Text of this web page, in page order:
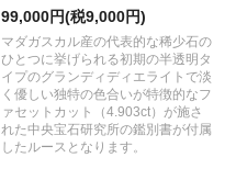
99,000円(税9,000円)
マダガスカル産の代表的な稀少石の
ひとつに挙げられる初期の半透明タ
イプのグランディディエライトで淡
く優しい独特の色合いが特徴的なフ
ァセットカット（4.903ct）が施さ
れた中央宝石研究所の鑑別書が付属
したルースとなります。